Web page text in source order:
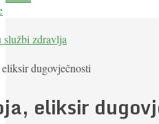
zdravlja
dugovječnosti
eliksir